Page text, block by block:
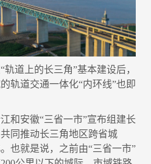
道上的长三角”基本建设后，
轨道交通一体化“内环线”也即
和安徽“三省一市”宣布组建长
同推动长三角地区跨省城
也就是说，之前由“三省一市”